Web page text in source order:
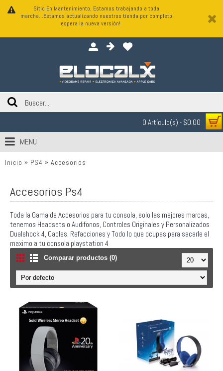
Sitio En Mantenimiento, Estamos trabajando a toda
marcha...Estamos actualizando nuestros tienda por completo
espera la nueva versión!
0 Artículo(s) - $0.00
MENU
Inicio PS4 Accesorios
Accesorios Ps4
Toda la Gama de Accesorios para tu consola, solo las mejores marcas,
tenemos Headsets o Audifonos, Controles Originales y Personalizados
Dualshock 4, Cables, Refacciones y Todo lo que ocupas para sacarle el
maximo a tu consola playstation 4
Comparar productos (0)